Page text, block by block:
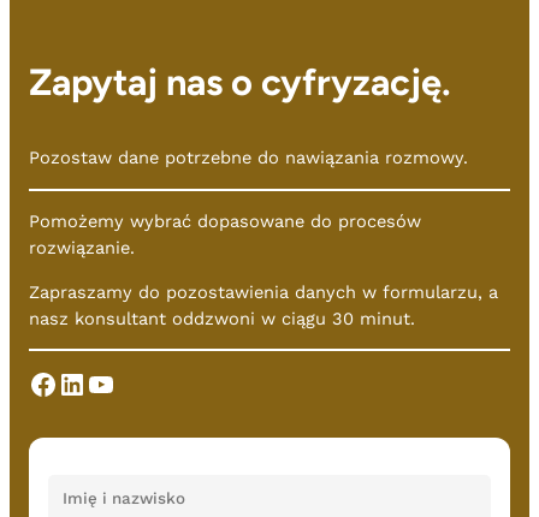
Zapytaj nas o cyfryzację.
Pozostaw dane potrzebne do nawiązania rozmowy.
Pomożemy wybrać dopasowane do procesów
rozwiązanie.
Zapraszamy do pozostawienia danych w formularzu, a
nasz konsultant oddzwoni w ciągu 30 minut.
Facebook LinkedIn YouTube